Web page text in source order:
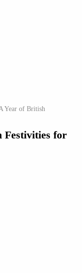
Year of British
Festivities for